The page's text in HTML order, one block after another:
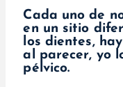
Cada uno de
en un sitio
los dientes,
al parecer, yo
pélvico.